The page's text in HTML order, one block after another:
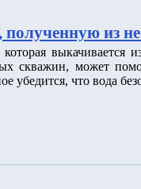
из
которая выкачивается
скважин, может
убедится, что вода